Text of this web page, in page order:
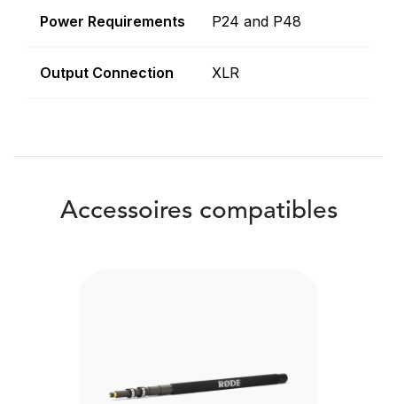
Power Requirements P24 and P48
Output Connection XLR
Accessoires compatibles